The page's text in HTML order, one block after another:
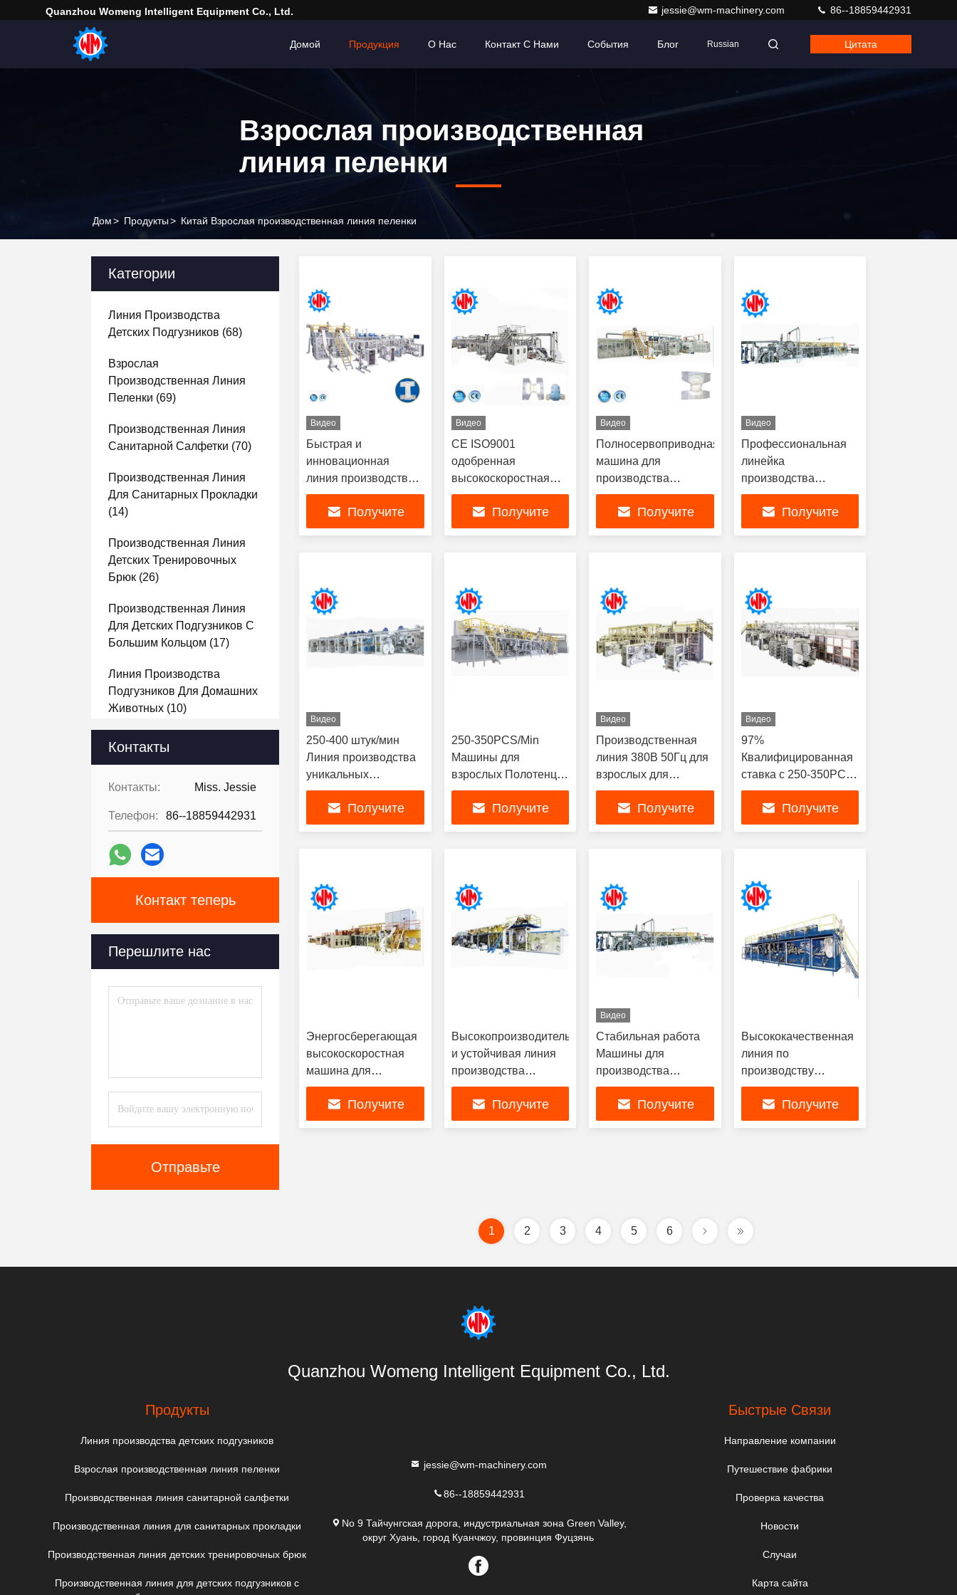
Quanzhou Womeng Intelligent Equipment Co., Ltd. jessie@wm-machinery.com 86--18859442931
Домой Продукция О Нас Контакт С Нами События Блог Russian Цитата
Взрослая производственная
линия пеленки
Дом> Продукты> Китай Взрослая производственная линия пеленки
Категории
Линия Производства
Детских Подгузников (68)
Взрослая
Производственная Линия
Пеленки (69)
Производственная Линия
Санитарной Салфетки (70)
Производственная Линия
Для Санитарных Прокладки
(14)
Производственная Линия
Детских Тренировочных
Брюк (26)
Производственная Линия
Для Детских Подгузников С
Большим Кольцом (17)
Линия Производства
Подгузников Для Домашних
Животных (10)
Лейди Брюки И Линия
Машина Для Упаковки
(27)
Для Подтяжек Для Трусов
Контакты
Контакты: Miss. Jessie
Телефон: 86--18859442931
Контакт теперь
Перешлите нас
Отправьте
Видео
Быстрая и
инновационная
линия производства
подгузников для
взрослых различных
форм и функций
Получите
Видео
CE ISO9001
одобренная
высокоскоростная
линия производства
подгузников для
взрослых с образцом
Получите
Видео
Полносервоприводная
машина для
производства
подгузников для
взрослых, 350 шт/
мин, быстрая смена
Получите
Видео
Профессиональная
линейка
производства
подгузников для
взрослых для разных
размеров и дизайнов
Получите
Видео
250-400 штук/мин
Линия производства
уникальных
подгузников для
взрослых для
эргономичных и
Получите
250-350PCS/Min
Машины для
взрослых Полотенца
Производственная
линия Быстрая и
инновационная для
Получите
Видео
Производственная
линия 380В 50Гц для
взрослых для
длительной
эксплуатации с
легким демонтажем и
Получите
Видео
97%
Квалифицированная
ставка с 250-350PCS
/ Min Adult Diaper
Making Machine
Производственная
Получите
Энергосберегающая
высокоскоростная
машина для
производства
подгузников для
взрослых с
Получите
Высокопроизводительная
и устойчивая линия
производства
подгузников для
взрослых для
экономии энергии и
Получите
Видео
Стабильная работа
Машины для
производства
подгузников для
взрослых
Высокоскоростная
Получите
Высококачественная
линия по
производству
подгузников для
взрослых с полным
сервоустройством
Получите
1 2 3 4 5 6
Quanzhou Womeng Intelligent Equipment Co., Ltd.
Продукты
Линия производства детских подгузников
Взрослая производственная линия пеленки
Производственная линия санитарной салфетки
Производственная линия для санитарных прокладки
Производственная линия детских тренировочных брюк
Производственная линия для детских подгузников с
jessie@wm-machinery.com
86--18859442931
No 9 Тайчунгская дорога, индустриальная зона Green Valley,
округ Хуань, город Куанчжоу, провинция Фуцзянь
Быстрые Связи
Направление компании
Путешествие фабрики
Проверка качества
Новости
Случаи
Карта сайта